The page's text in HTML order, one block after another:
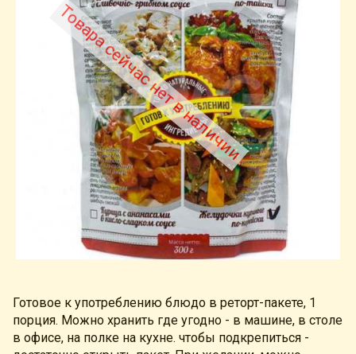
Товара сейчас нет в наличии
Готовое к употреблению блюдо в реторт-пакете, 1
порция. Можно хранить где угодно - в машине, в столе
в офисе, на полке на кухне. чтобы подкрепиться -